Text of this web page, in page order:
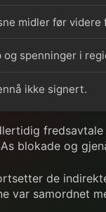
midler før videre
spenninger i
ikke signert.
blokade og
de
var samordnet